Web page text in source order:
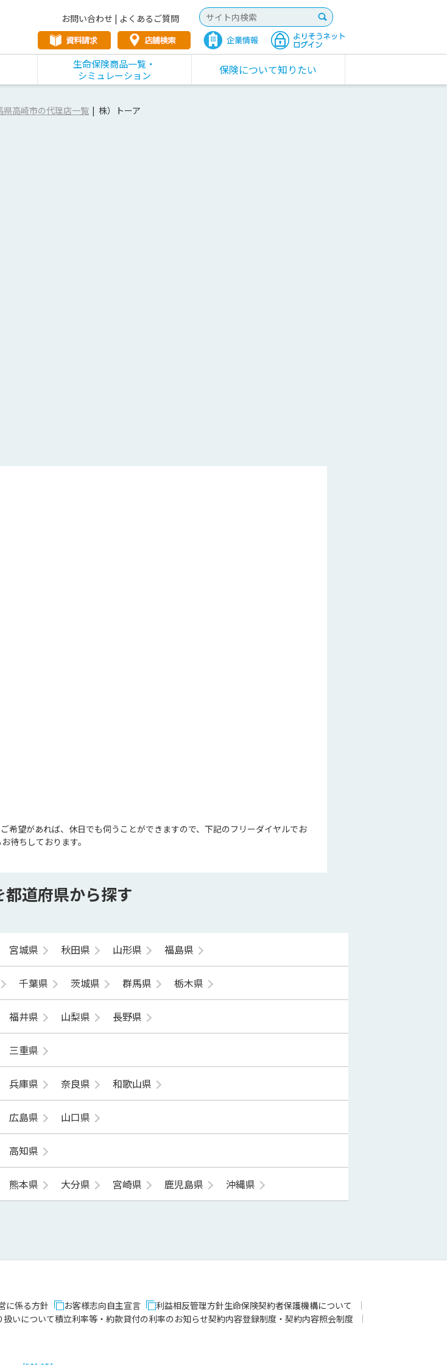
お問い合わせ | よくあるご質問
生命保険商品一覧・
シミュレーション
保険について知りたい
県高崎市の代理店一覧 株）トーア
希望があれば、休日でも伺うことができますので、下記のフリーダイヤルでお
待ちしております。
都道府県から探す
宮城県 秋田県 山形県 福島県
千葉県 茨城県 群馬県 栃木県
福井県 山梨県 長野県
三重県
兵庫県 奈良県 和歌山県
広島県 山口県
高知県
熊本県 大分県 宮崎県 鹿児島県 沖縄県
に係る方針 お客様志向自主宣言 利益相反管理方針生命保険契約者保護機構について
扱いについて積立利率等・約款貸付の利率のお知らせ契約内容登録制度・契約内容照会制度